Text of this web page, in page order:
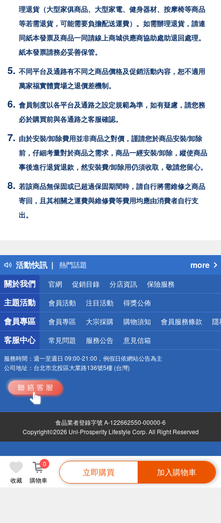
收藏 購物車
0
立即購買 加入購物車
理退貨（大型家俱商品、大型家電、健身器材、按摩椅等商品
等若需退貨，可能需要負擔配送運費）。如需辦理退貨，請連
同紙本發票及商品一同請線上商城供應商協助處助退回處理。
紙本發票請務必妥善保管。
不同平台及通路有不同之商品價格及促銷活動內容，恕不適用
萬家福實體賣場之退價差機制。
會員制度以各平台及通路之設定規範為準，如有疑慮，請您務
必於購買前與各通路之客服確認。
由於安裝/卸除費用並非商品之對價，謹請您於商品安裝/卸除
前，仔細考量對於商品之需求，商品一經安裝/卸除，縱使商品
事後進行退貨退款，然安裝費/卸除用仍須收取，敬請您留心。
若該商品無保固或已超過保固期間時，請自行將需維修之商品
寄回，且其相關之運費與維修費等費用均應由消費者自行支
出。
活動快訊
得獎公告
熱門話題
銀行優惠
偏遠地區配送
詐騙網頁！請小心！
more
關於我們
官網 促銷目錄 分店資訊 保險服務
主題活動 會員活動 注目活動 得獎公佈
會員專區 會員專區 大宗採購 購物須知 會員服務條款 隱
客服中心 常見問題 服務公告 意見信箱
服務時間： 週一至週日 09:00-21:00，例假日依網站公告為主
公司地址： 台北市北投區大業路136號5樓 (台灣)
食品業者登錄字號 A-122662550-00000-6
Copyright©2026 Uni-Prosperity Lifestyle Corp. All Right Reserved